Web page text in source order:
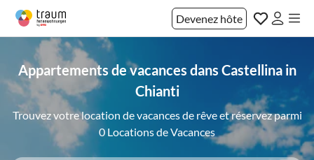
Devenez hôte
Appartements de vacances dans Castellina in
Chianti
Trouvez votre location de vacances de rêve et réservez parmi
0 Locations de Vacances